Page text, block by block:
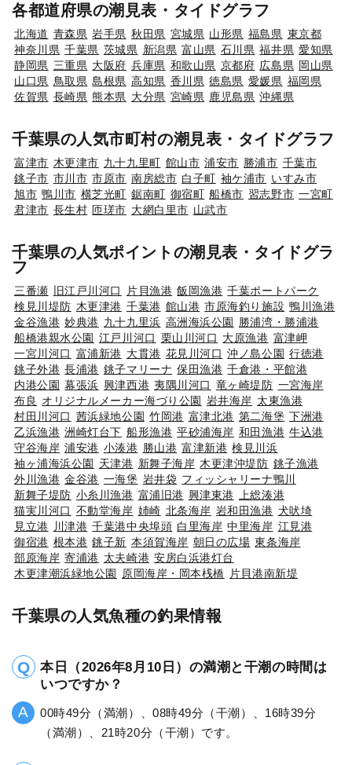
各都道府県の潮見表・タイドグラフ
北海道 青森県 岩手県 秋田県 宮城県 山形県 福島県 東京都
神奈川県 千葉県 茨城県 新潟県 富山県 石川県 福井県 愛知県
静岡県 三重県 大阪府 兵庫県 和歌山県 京都府 広島県 岡山県
山口県 鳥取県 島根県 高知県 香川県 徳島県 愛媛県 福岡県
佐賀県 長崎県 熊本県 大分県 宮崎県 鹿児島県 沖縄県
千葉県の人気市町村の潮見表・タイドグラフ
富津市 木更津市 九十九里町 館山市 浦安市 勝浦市 千葉市
銚子市 市川市 市原市 南房総市 白子町 袖ケ浦市 いすみ市
旭市 鴨川市 横芝光町 鋸南町 御宿町 船橋市 習志野市 一宮町
君津市 長生村 匝瑳市 大網白里市 山武市
千葉県の人気ポイントの潮見表・タイドグラ
フ
三番瀬 旧江戸川河口 片貝漁港 飯岡漁港 千葉ポートパーク
検見川堤防 木更津港 千葉港 館山港 市原海釣り施設 鴨川漁港
金谷漁港 妙典港 九十九里浜 高洲海浜公園 勝浦湾・勝浦港
船橋港親水公園 江戸川河口 栗山川河口 大原漁港 富津岬
一宮川河口 富浦新港 大貫港 花見川河口 沖ノ島公園 行徳港
銚子外港 長浦港 銚子マリーナ 保田漁港 千倉港・平館港
内港公園 幕張浜 興津西港 夷隅川河口 竜ヶ崎堤防 一宮海岸
布良 オリジナルメーカー海づり公園 岩井海岸 太東漁港
村田川河口 茜浜緑地公園 竹岡港 富津北港 第二海堡 下洲港
乙浜漁港 洲崎灯台下 船形漁港 平砂浦海岸 和田漁港 牛込港
守谷海岸 浦安港 小湊港 勝山港 富津新港 検見川浜
袖ヶ浦海浜公園 天津港 新舞子海岸 木更津沖堤防 銚子漁港
外川漁港 金谷港 一海堡 岩井袋 フィッシャリーナ鴨川
新舞子堤防 小糸川漁港 富浦旧港 興津東港
上総湊港
猫実川河口 不動堂海岸 姉崎 北条海岸 岩和田漁港 犬吠埼
見立港
川津港 千葉港中央埠頭 白里海岸 中里海岸 江見港
御宿港 根本港 銚子新 本須賀海岸 朝日の広場 東条海岸
部原海岸 寄浦港 太夫崎港 安房白浜港灯台
木更津潮浜緑地公園
原岡海岸・岡本桟橋 片貝港南新堤
千葉県の人気魚種の釣果情報
本日（2026年8月10日）の満潮と干潮の時間は
いつですか？
00時49分（満潮）、08時49分（干潮）、16時39分
（満潮）、21時20分（干潮）です。